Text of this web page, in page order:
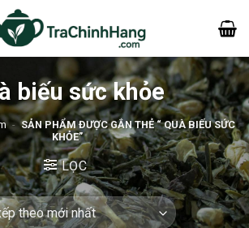
biếu sức khỏe
- SẢN PHẨM ĐƯỢC GẮN THẺ “ QUÀ BIẾU SỨC
KHỎE”
LỌC